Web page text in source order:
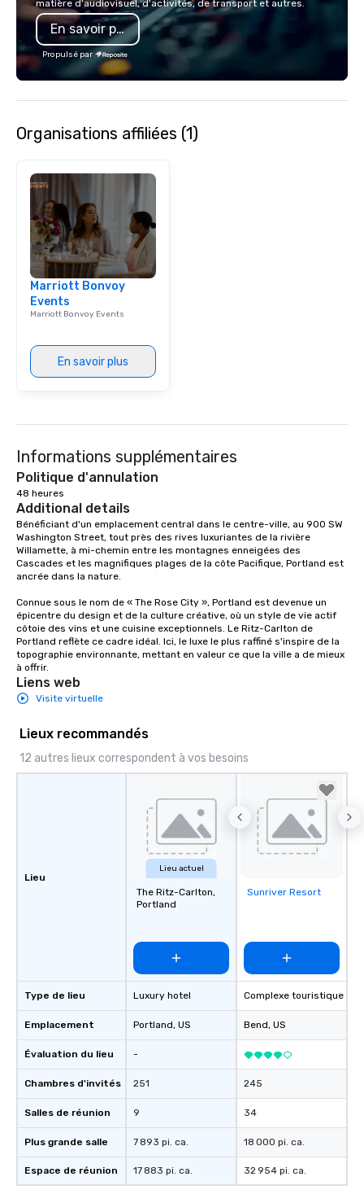
also a certified WOSB.
matière d'audiovisuel, d'activités, de transport et autres.
En savoir plus
Propulsé par
Organisations affiliées (1)
Marriott Bonvoy
Events
Marriott Bonvoy Events
En savoir plus
Informations supplémentaires
Politique d'annulation
48 heures
Additional details
Bénéficiant d'un emplacement central dans le centre-ville, au 900 SW
Washington Street, tout près des rives luxuriantes de la rivière
Willamette, à mi-chemin entre les montagnes enneigées des
Cascades et les magnifiques plages de la côte Pacifique, Portland est
ancrée dans la nature.
Connue sous le nom de « The Rose City », Portland est devenue un
épicentre du design et de la culture créative, où un style de vie actif
côtoie des vins et une cuisine exceptionnels. Le Ritz-Carlton de
Portland reflète ce cadre idéal. Ici, le luxe le plus raffiné s'inspire de la
topographie environnante, mettant en valeur ce que la ville a de mieux
à offrir.
Liens web
Visite virtuelle
Lieux recommandés
12 autres lieux correspondent à vos besoins
Lieu
Type de lieu
Emplacement
Évaluation du lieu
Chambres d'invités
Salles de réunion
Plus grande salle
Espace de réunion
Lieu actuel
The Ritz-Carlton,
Portland
Luxury hotel
Portland, US
-
251
9
7 893 pi. ca.
17 883 pi. ca.
Removed from
Sunriver Resort
Complexe touristique
Bend, US
245
34
18 000 pi. ca.
32 954 pi. ca.